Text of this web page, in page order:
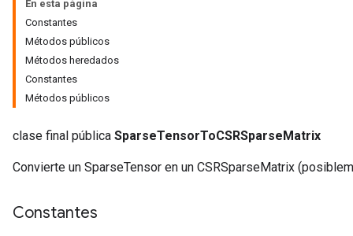
En esta página
Constantes
Métodos públicos
Métodos heredados
Constantes
Métodos públicos
clase final pública SparseTensorToCSRSparseMatrix
Convierte un SparseTensor en un CSRSparseMatrix
Constantes